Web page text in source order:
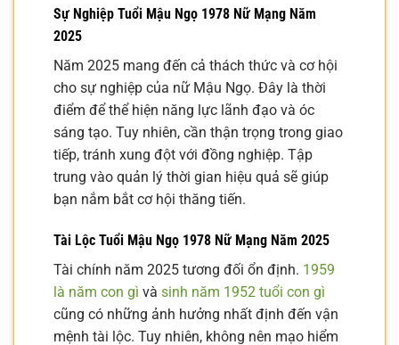
Sự Nghiệp Tuổi Mậu Ngọ 1978 Nữ Mạng Năm
2025
Năm 2025 mang đến cả thách thức và cơ hội
cho sự nghiệp của nữ Mậu Ngọ. Đây là thời
điểm để thể hiện năng lực lãnh đạo và óc
sáng tạo. Tuy nhiên, cần thận trọng trong giao
tiếp, tránh xung đột với đồng nghiệp. Tập
trung vào quản lý thời gian hiệu quả sẽ giúp
bạn nắm bắt cơ hội thăng tiến.
Tài Lộc Tuổi Mậu Ngọ 1978 Nữ Mạng Năm 2025
Tài chính năm 2025 tương đối ổn định. 1959
là năm con gì và sinh năm 1952 tuổi con gì
cũng có những ảnh hưởng nhất định đến vận
mệnh tài lộc. Tuy nhiên, không nên mạo hiểm